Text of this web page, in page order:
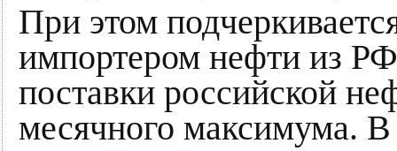
При этом
импортером нефти из
поставки российской
месячного максимума. В